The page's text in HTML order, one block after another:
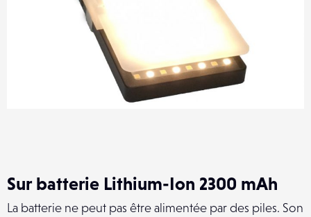
Sur batterie Lithium-Ion 2300 mAh
La batterie ne peut pas être alimentée par des piles. Son